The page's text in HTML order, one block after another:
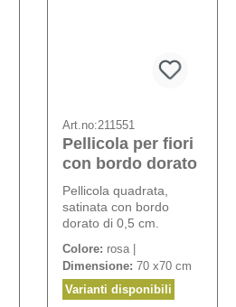
Art.no:211551
Pellicola per fiori
con bordo dorato
Pellicola quadrata,
satinata con bordo
dorato di 0,5 cm.
Colore: rosa |
Dimensione: 70 x70 cm
Varianti disponibili